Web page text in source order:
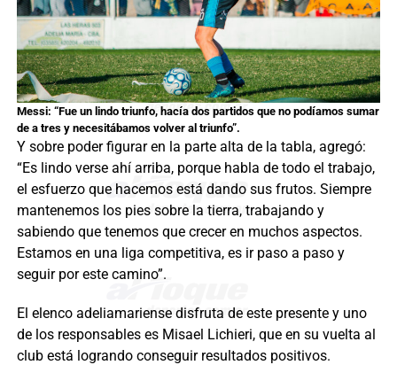
Messi: “Fue un lindo triunfo, hacía dos partidos que no podíamos sumar
de a tres y necesitábamos volver al triunfo”.
Y sobre poder figurar en la parte alta de la tabla, agregó:
“Es lindo verse ahí arriba, porque habla de todo el trabajo,
el esfuerzo que hacemos está dando sus frutos. Siempre
mantenemos los pies sobre la tierra, trabajando y
sabiendo que tenemos que crecer en muchos aspectos.
Estamos en una liga competitiva, es ir paso a paso y
seguir por este camino”.
El elenco adeliamariense disfruta de este presente y uno
de los responsables es Misael Lichieri, que en su vuelta al
club está logrando conseguir resultados positivos.